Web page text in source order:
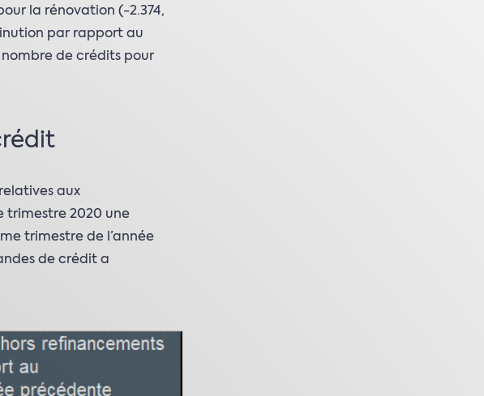
la rénovation (-2.374,
par rapport au
de crédits pour
aux
trimestre 2020 une
trimestre de l’année
de crédit a